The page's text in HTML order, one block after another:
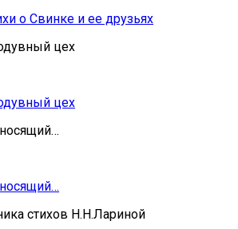
о Свинке и ее друзьях
цех
цех
стихов Н.Н.Лариной